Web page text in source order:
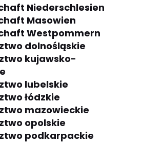
Niederschlesien
Masowien
Westpommern
dolnośląskie
kujawsko-
lubelskie
łódzkie
mazowieckie
opolskie
podkarpackie